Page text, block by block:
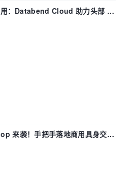
：Databend Cloud 助力头部 AI
管道
来袭！手把手落地商用具身交互